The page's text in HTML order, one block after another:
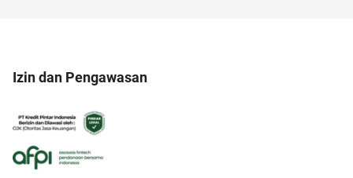
Izin dan Pengawasan